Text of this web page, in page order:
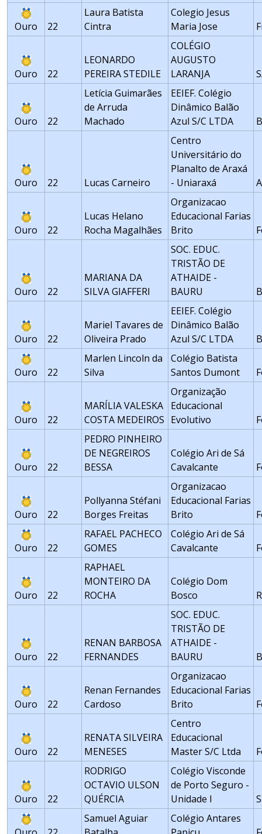
Ouro 22
Laura Batista
Cintra
Colegio Jesus
Maria Jose
Ouro 22
LEONARDO
PEREIRA STEDILE
COLÉGIO
AUGUSTO
LARANJA
Ouro 22
Letícia Guimarães
de Arruda
Machado
EEIEF. Colégio
Dinâmico Balão
Azul S/C LTDA
Ouro 22 Lucas Carneiro
Centro
Universitário do
Planalto de Araxá
- Uniaraxá
Ouro 22
Lucas Helano
Rocha Magalhães
Organizacao
Educacional Farias
Brito
Ouro 22
MARIANA DA
SILVA GIAFFERI
SOC. EDUC.
TRISTÃO DE
ATHAIDE -
BAURU
Ouro 22
Mariel Tavares de
Oliveira Prado
EEIEF. Colégio
Dinâmico Balão
Azul S/C LTDA
Ouro 22
Marlen Lincoln da
Silva
Colégio Batista
Santos Dumont
Ouro 22
MARÍLIA VALESKA
COSTA MEDEIROS
Organização
Educacional
Evolutivo
Ouro 22
PEDRO PINHEIRO
DE NEGREIROS
BESSA
Colégio Ari de Sá
Cavalcante
Ouro 22
Pollyanna Stéfani
Borges Freitas
Organizacao
Educacional Farias
Brito
Ouro 22
RAFAEL PACHECO
GOMES
Colégio Ari de Sá
Cavalcante
Ouro 22
RAPHAEL
MONTEIRO DA
ROCHA
Colégio Dom
Bosco
Ouro 22
RENAN BARBOSA
FERNANDES
SOC. EDUC.
TRISTÃO DE
ATHAIDE -
BAURU
Ouro 22
Renan Fernandes
Cardoso
Organizacao
Educacional Farias
Brito
Ouro 22
RENATA SILVEIRA
MENESES
Centro
Educacional
Master S/C Ltda
Ouro 22
RODRIGO
OCTAVIO ULSON
QUÉRCIA
Colégio Visconde
de Porto Seguro -
Unidade I
Samuel Aguiar
Colégio Antares